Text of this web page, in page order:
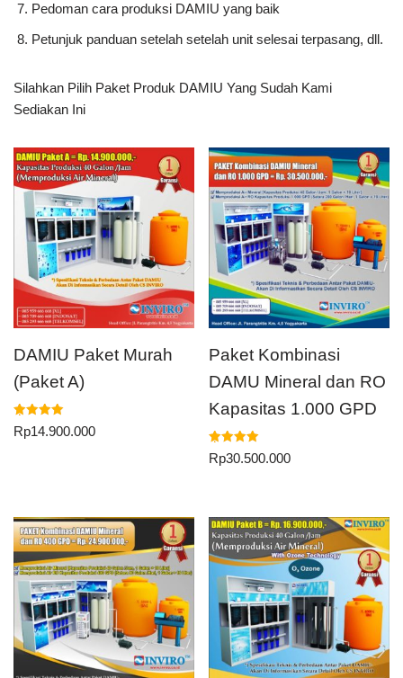
Pedoman cara produksi DAMIU yang baik
Petunjuk panduan setelah setelah unit selesai terpasang, dll.
Silahkan Pilih Paket Produk DAMIU Yang Sudah Kami
Sediakan Ini
DAMIU Paket Murah
(Paket A)
Dinilai
5.00
Rp14.900.000
Paket Kombinasi
DAMU Mineral dan RO
Kapasitas 1.000 GPD
Dinilai
5.00
Rp30.500.000